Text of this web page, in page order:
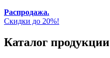
Распродажа.
Скидки до 20%!
Каталог продукции